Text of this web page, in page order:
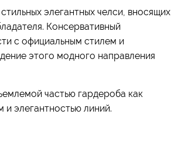
элегантных челси, вносящих
Консервативный
с официальным стилем и
этого модного направления
частью гардероба как
элегантностью линий.